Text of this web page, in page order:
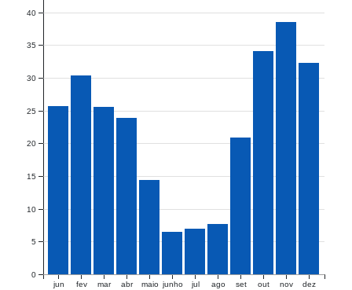
jun fev mar abr maio junho jul ago set out nov dez
0
5
10
15
20
25
30
35
40